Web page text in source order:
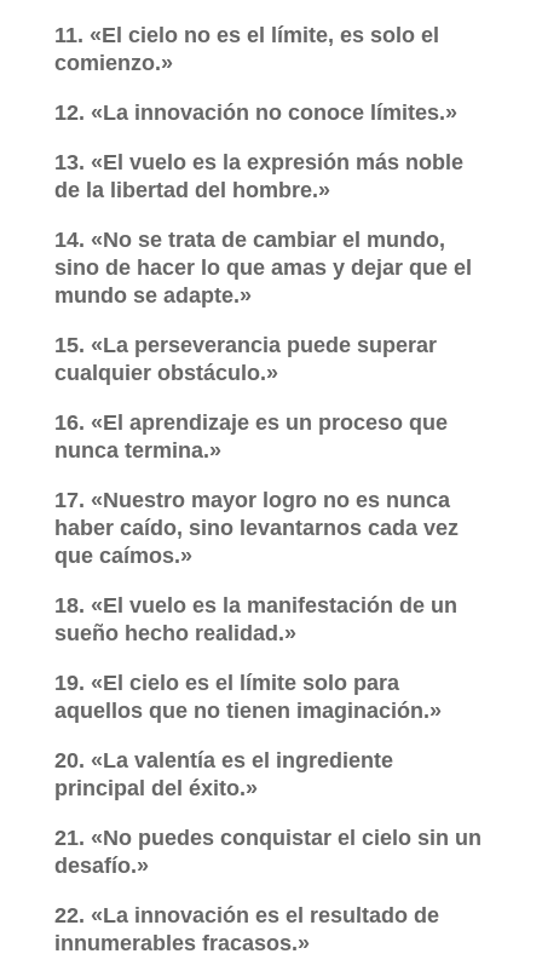
11. «El cielo no es el límite, es solo el
comienzo.»
12. «La innovación no conoce límites.»
13. «El vuelo es la expresión más noble
de la libertad del hombre.»
14. «No se trata de cambiar el mundo,
sino de hacer lo que amas y dejar que el
mundo se adapte.»
15. «La perseverancia puede superar
cualquier obstáculo.»
16. «El aprendizaje es un proceso que
nunca termina.»
17. «Nuestro mayor logro no es nunca
haber caído, sino levantarnos cada vez
que caímos.»
18. «El vuelo es la manifestación de un
sueño hecho realidad.»
19. «El cielo es el límite solo para
aquellos que no tienen imaginación.»
20. «La valentía es el ingrediente
principal del éxito.»
21. «No puedes conquistar el cielo sin un
desafío.»
22. «La innovación es el resultado de
innumerables fracasos.»